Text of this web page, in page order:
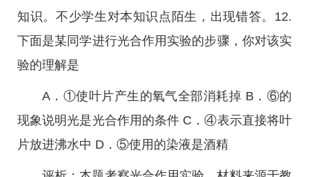
知识。不少学生对本知识点陌生，出现错答。12.
下面是某同学进行光合作用实验的步骤，你对该实
验的理解是
A．①使叶片产生的氧气全部消耗掉 B．⑥的
现象说明光是光合作用的条件 C．④表示直接将叶
片放进沸水中 D．⑤使用的染液是酒精